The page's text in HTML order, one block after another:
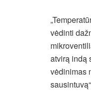
vėdinti
atvirą indą
vėdinimas